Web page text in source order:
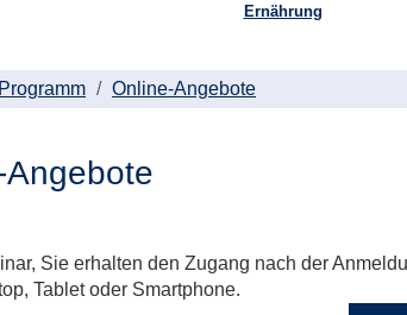
Ernährung
Programm Online-Angebote
Sie erhalten den Zugang nach der
Tablet oder Smartphone.